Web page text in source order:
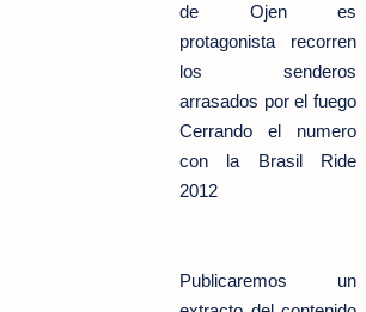
de Ojen es
protagonista recorren
los senderos
arrasados por el fuego
Cerrando el numero
con la Brasil Ride
2012
Publicaremos un